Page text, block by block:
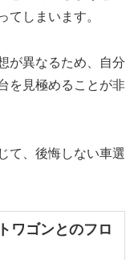
てしまいます。
が異なるため、自分
を見極めることが非
て、後悔しない車選
ワゴンとのフロ